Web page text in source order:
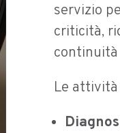
servizio
criticità,
Le